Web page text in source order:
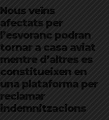
Nous veïns
afectats per
l’esvoranc podran
tornar a casa aviat
mentre d’altres es
constitueixen en
una plataforma per
reclamar
indemnitzacions